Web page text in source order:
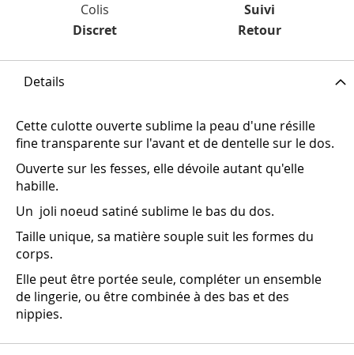
Colis
Discret
Suivi
Retour
Details
Cette culotte ouverte sublime la peau d'une résille
fine transparente sur l'avant et de dentelle sur le dos.
Ouverte sur les fesses, elle dévoile autant qu'elle
habille.
Un joli noeud satiné sublime le bas du dos.
Taille unique, sa matière souple suit les formes du
corps.
Elle peut être portée seule, compléter un ensemble
de lingerie, ou être combinée à des bas et des
nippies.